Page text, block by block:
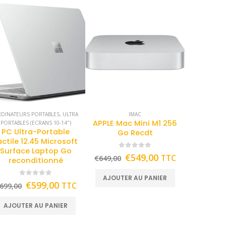
PORTABLES, ULTRA
PORTABLES (ECRANS 10-14")
PC Ultra-Portable
12.45 Microsoft
Surface Laptop Go
reconditionné
€599,00 TTC
AJOUTER AU PANIER
IMAC
APPLE Mac Mini M1 256
Go Recdt
€649,00 €549,00 TTC
AJOUTER AU PANIER